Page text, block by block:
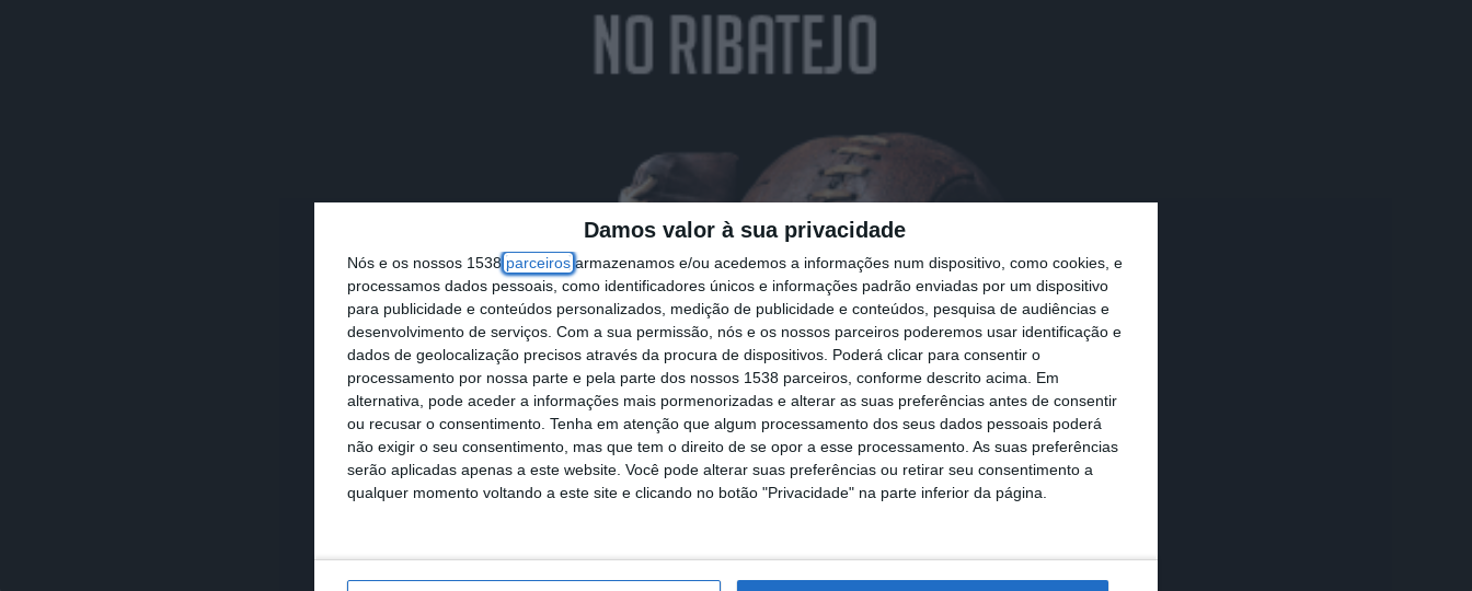
Damos valor à sua privacidade
Nós e os nossos 1538parceirosarmazenamos e/ou acedemos a informações num dispositivo, como cookies, e
processamos dados pessoais, como identificadores únicos e informações padrão enviadas por um dispositivo
para publicidade e conteúdos personalizados, medição de publicidade e conteúdos, pesquisa de audiências e
desenvolvimento de serviços. Com a sua permissão, nós e os nossos parceiros poderemos usar identificação e
dados de geolocalização precisos através da procura de dispositivos. Poderá clicar para consentir o
processamento por nossa parte e pela parte dos nossos 1538 parceiros, conforme descrito acima. Em
alternativa, pode aceder a informações mais pormenorizadas e alterar as suas preferências antes de consentir
ou recusar o consentimento. Tenha em atenção que algum processamento dos seus dados pessoais poderá
não exigir o seu consentimento, mas que tem o direito de se opor a esse processamento. As suas preferências
serão aplicadas apenas a este website. Você pode alterar suas preferências ou retirar seu consentimento a
qualquer momento voltando a este site e clicando no botão "Privacidade" na parte inferior da página.